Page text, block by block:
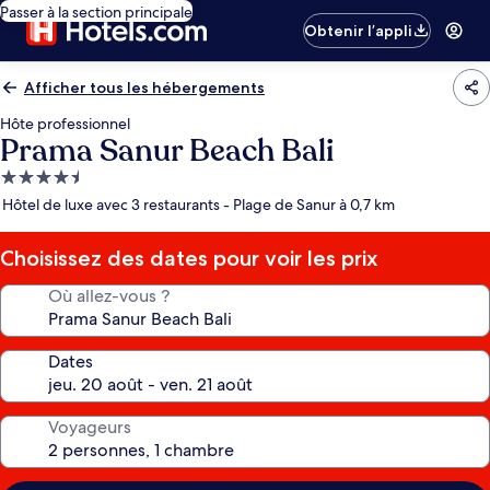
Passer à la section principale
Obtenir l’appli
Afficher tous les hébergements
Hôte professionnel
Prama Sanur Beach Bali
Hébergement
4.5 étoiles
Hôtel de luxe avec 3 restaurants - Plage de Sanur à 0,7 km
Choisissez des dates pour voir les prix
Où allez-vous ?
Dates
Voyageurs